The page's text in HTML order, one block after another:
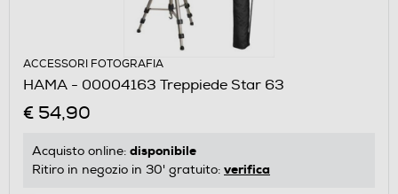
ACCESSORI FOTOGRAFIA
HAMA - 00004163 Treppiede Star 63
€ 54,90
Acquisto online: disponibile
Ritiro in negozio in 30' gratuito: verifica